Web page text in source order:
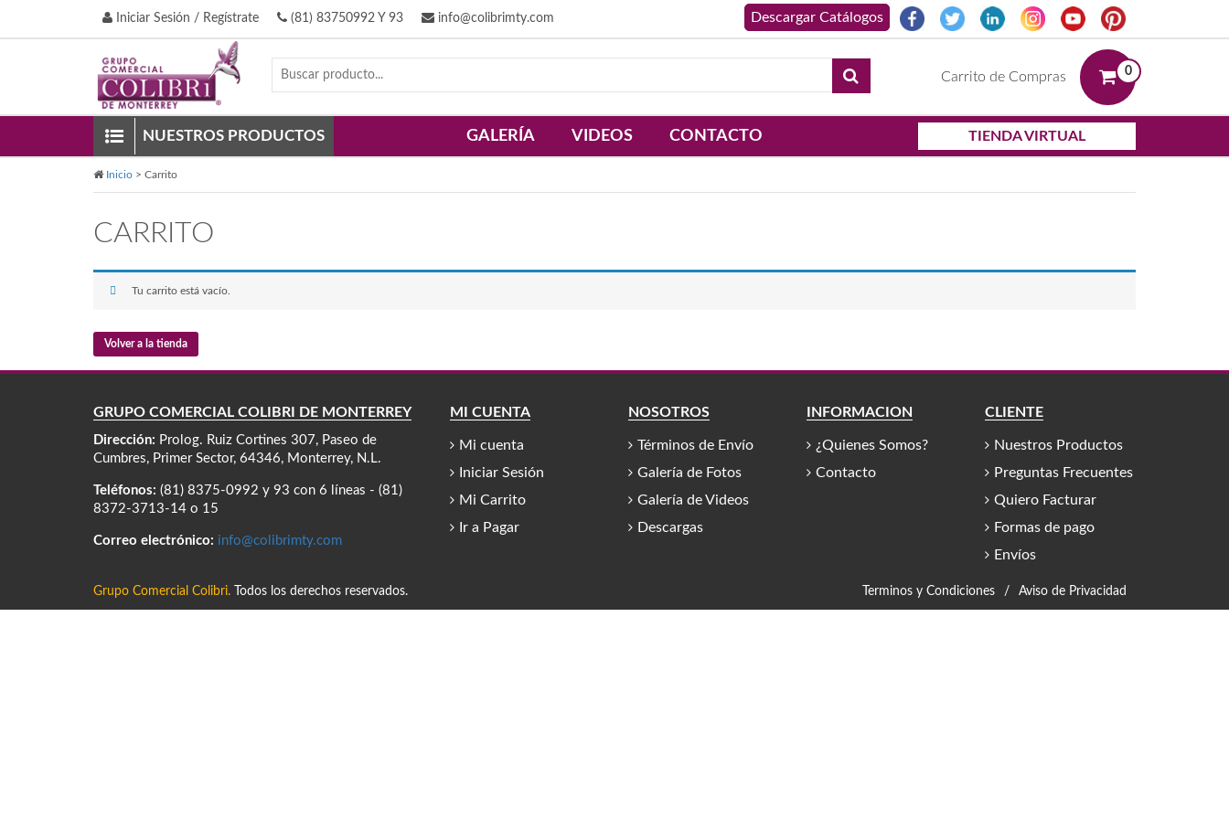
Iniciar Sesión / Regístrate (81) 83750992 Y 93 info@colibrimty.com
Carrito de Compras 0
NUESTROS PRODUCTOS GALERÍA VIDEOS CONTACTO TIENDA VIRTUAL
Inicio > Carrito
CARRITO
Tu carrito está vacío.
Volver a la tienda
GRUPO COMERCIAL COLIBRÍ DE MONTERREY
Dirección: Prolog. Ruiz Cortines 307, Paseo de
Cumbres, Primer Sector, 64346, Monterrey, N.L.
Teléfonos: (81) 8375-0992 y 93 con 6 líneas - (81)
8372-3713-14 o 15
Correo electrónico: info@colibrimty.com
MI CUENTA
Mi cuenta
Iniciar Sesión
Mi Carrito
Ir a Pagar
NOSOTROS
Términos de Envío
Galería de Fotos
Galería de Videos
Descargas
INFORMACIÓN
¿Quienes Somos?
Contacto
CLIENTE
Nuestros Productos
Preguntas Frecuentes
Quiero Facturar
Formas de pago
Envíos
Grupo Comercial Colibri. Todos los derechos reservados. Aviso de Privacidad
/
Terminos y Condiciones